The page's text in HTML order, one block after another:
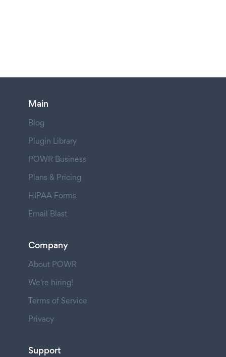
Main
Blog
Plugin Library
POWR Business
Plans & Pricing
HIPAA Forms
Email Blast
Company
About POWR
We're hiring!
Terms of Service
Privacy
Support